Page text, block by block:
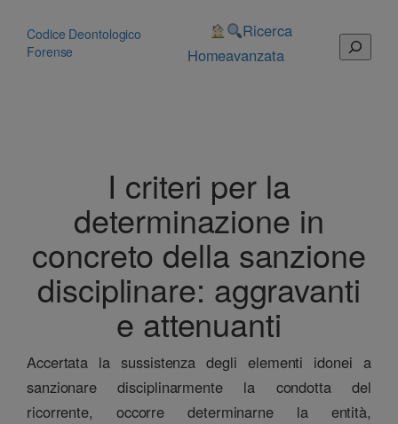
contenuto
Codice Deontologico
Forense
Home
Ricerca
avanzata
Cerca
I criteri per la
determinazione in
concreto della sanzione
disciplinare: aggravanti
e attenuanti
Accertata la sussistenza degli elementi idonei a
sanzionare disciplinarmente la condotta del
ricorrente, occorre determinarne la entità,